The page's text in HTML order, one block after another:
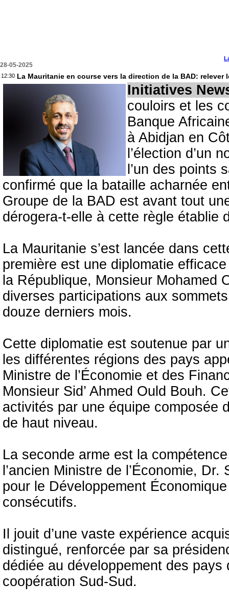
28-05-2025
12:30 La Mauritanie en course vers la direction de la BAD:
Initiatives
couloirs et les
Banque
à Abidjan en
l’élection d’un
l’un des points
confirmé que la bataille acharnée
Groupe de la BAD est avant tout
dérogera-t-elle à cette règle établie
La Mauritanie s’est lancée dans
première est une diplomatie
la République, Monsieur Mohamed
diverses participations aux
douze derniers mois.
Cette diplomatie est soutenue par
les différentes régions des pays
Ministre de l’Économie et des
Monsieur Sid’ Ahmed Ould Bouh.
activités par une équipe composée
de haut niveau.
La seconde arme est la
l’ancien Ministre de l’Économie,
pour le Développement
consécutifs.
Il jouit d’une vaste expérience
distingué, renforcée par sa
dédiée au développement des
coopération Sud-Sud.